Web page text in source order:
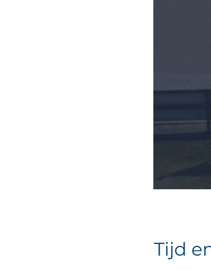
Tijd